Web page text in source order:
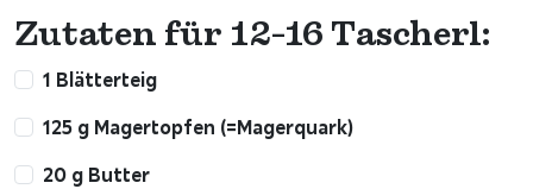
Zutaten für 12-16 Tascherl:
1 Blätterteig
125 g Magertopfen (=Magerquark)
20 g Butter